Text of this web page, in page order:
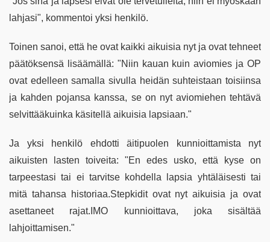
lahjasi", kommentoi yksi henkilö.
Toinen sanoi, että he ovat kaikki aikuisia nyt ja ovat tehneet
päätöksensä lisäämällä: "Niin kauan kuin aviomies ja OP
ovat edelleen samalla sivulla heidän suhteistaan toisiinsa
ja kahden pojansa kanssa, se on nyt aviomiehen tehtävä
selvittääkuinka käsitellä aikuisia lapsiaan."
Ja yksi henkilö ehdotti äitipuolen kunnioittamista nyt
aikuisten lasten toiveita: "En edes usko, että kyse on
tarpeestasi tai ei tarvitse kohdella lapsia yhtäläisesti tai
mitä tahansa historiaa.Stepkidit ovat nyt aikuisia ja ovat
asettaneet rajat.IMO kunnioittava, joka sisältää
lahjoittamisen."